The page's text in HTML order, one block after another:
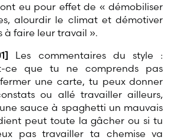
eu pour effet de « démobiliser
alourdir le climat et démotiver
à faire leur travail ».
Les commentaires du style :
ce que tu ne comprends pas
une carte, tu peux donner
ou allé travailler ailleurs,
sauce à spaghetti un mauvais
peut toute la gâcher ou si tu
pas travailler ta chemise va